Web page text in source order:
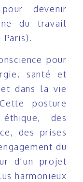
devenir
du travail
Paris).
pour
santé et
dans la vie
posture
des
des prises
du
d’un projet
harmonieux